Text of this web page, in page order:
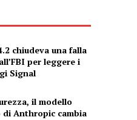
chiudeva una falla
per leggere i
Signal
il modello
di Anthropic cambia